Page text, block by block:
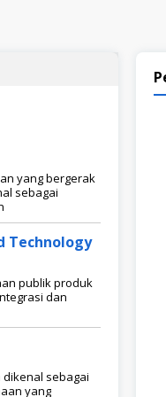
yang bergerak
sebagai
Technology
publik produk
dan
dikenal sebagai
yang